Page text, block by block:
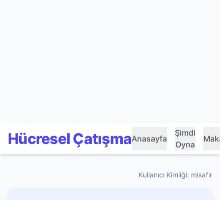
Hücresel ÇatışmaAnasayfa
Şimdi
Oyna
Kullanıcı Kimliği: misafir